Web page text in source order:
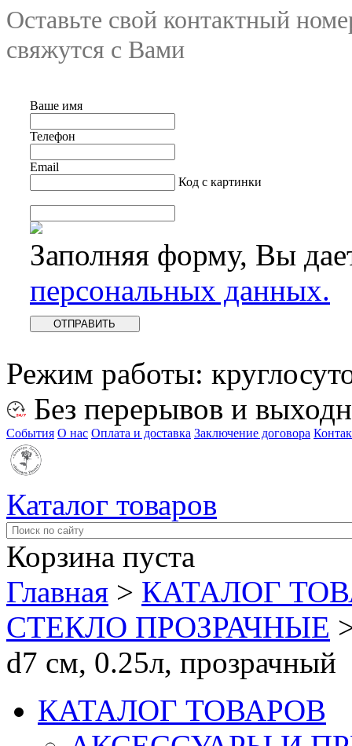
Оставьте свой контактный
свяжутся с Вами
Ваше имя
Телефон
Email
Код с картинки
Заполняя форму, Вы
персональных данных.
Режим работы:
Без перерывов и
События О нас Оплата и доставка Заключение договора
Каталог товаров
Корзина пуста
Главная > КАТАЛОГ
СТЕКЛО ПРОЗРАЧНЫЕ
d7 см, 0.25л, прозрачный
КАТАЛОГ ТОВАРОВ